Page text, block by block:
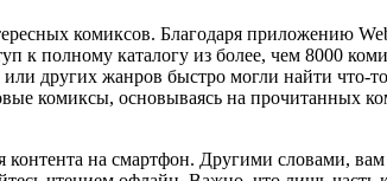
комиксов. Благодаря приложению
полному каталогу из более, чем 8000
других жанров быстро могли найти что-
комиксы, основываясь на прочитанных
на смартфон. Другими словами,